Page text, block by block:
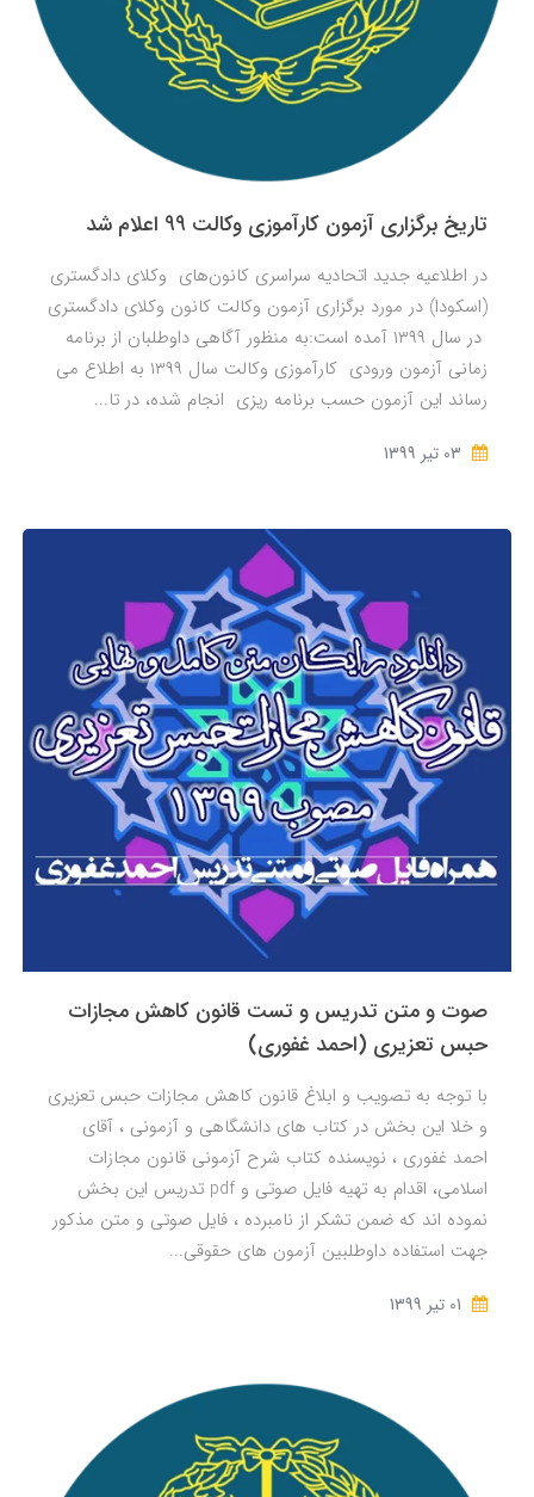
تاریخ برگزاری آزمون کارآموزی وکالت 99 اعلام شد
در اطلاعیه جدید اتحادیه سراسری کانون‌های وکلای دادگستری
(اسکودا) در مورد برگزاری آزمون وکالت کانون وکلای دادگستری
در سال ۱۳۹۹ آمده است:به منظور آگاهی داوطلبان از برنامه
زمانی آزمون ورودی کارآموزی وکالت سال ۱۳۹۹ به اطلاع می
رساند این آزمون حسب برنامه ریزی انجام شده، در تا...
صوت و متن تدریس و تست قانون کاهش مجازات
حبس تعزیری (احمد غفوری)
با توجه به تصویب و ابلاغ قانون کاهش مجازات حبس تعزیری
و خلا این بخش در کتاب های دانشگاهی و آزمونی ، آقای
احمد غفوری ، نویسنده کتاب شرح آزمونی قانون مجازات
اسلامی، اقدام به تهیه فایل صوتی و pdf تدریس این بخش
نموده اند که ضمن تشکر از نامبرده ، فایل صوتی و متن مذکور
جهت استفاده داوطلبین آزمون های حقوقی...